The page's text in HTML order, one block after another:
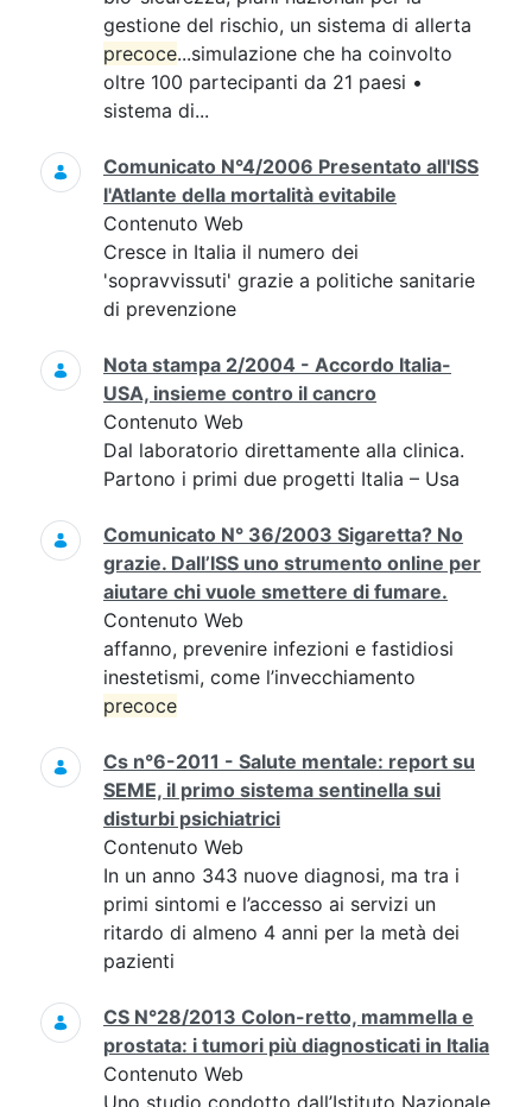
gestione del rischio, un sistema di allerta
precoce...simulazione che ha coinvolto
oltre 100 partecipanti da 21 paesi •
sistema di...
Comunicato N°4/2006 Presentato all'ISS
l'Atlante della mortalità evitabile
Contenuto Web
Cresce in Italia il numero dei
'sopravvissuti' grazie a politiche sanitarie
di prevenzione
Nota stampa 2/2004 - Accordo Italia-
USA, insieme contro il cancro
Contenuto Web
Dal laboratorio direttamente alla clinica.
Partono i primi due progetti Italia – Usa
Comunicato N° 36/2003 Sigaretta? No
grazie. Dall’ISS uno strumento online per
aiutare chi vuole smettere di fumare.
Contenuto Web
affanno, prevenire infezioni e fastidiosi
inestetismi, come l’invecchiamento
precoce
Cs n°6-2011 - Salute mentale: report su
SEME, il primo sistema sentinella sui
disturbi psichiatrici
Contenuto Web
In un anno 343 nuove diagnosi, ma tra i
primi sintomi e l’accesso ai servizi un
ritardo di almeno 4 anni per la metà dei
pazienti
CS N°28/2013 Colon-retto, mammella e
prostata: i tumori più diagnosticati in Italia
Contenuto Web
Uno studio condotto dall’Istituto Nazionale